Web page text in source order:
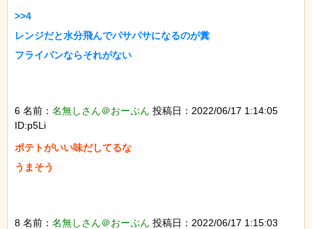
>>4
レンジだと水分飛んでパサパサになるのが糞
フライパンならそれがない
6 名前： 名無しさん＠おーぷん 投稿日：2022/06/17 1:14:05
ID:p5Li
ポテトがいい味だしてるな
うまそう
8 名前： 名無しさん＠おーぷん 投稿日：2022/06/17 1:15:03